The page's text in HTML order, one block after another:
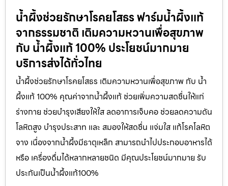
น้ำผึ้งช่วยรักษาโรคยโสธร ฟาร์มน้ำผึ้งแท้
จากธรรมชาติ เติมความหวานเพื่อสุขภาพ
กับ น้ำผึ้งแท้ 100% ประโยชน์มากมาย
บริการส่งได้ทั่วไทย
น้ำผึ้งช่วยรักษาโรคยโสธร เติมความหวานเพื่อสุขภาพ กับ น้ำ
ผึ้งแท้ 100% คุณค่าจากน้ำผึ้งแท้ ช่วยเพิ่มความสดชื่นให้แก่
ร่างกาย ช่วยบำรุงเสียงให้ใส ลดอาการเจ็บคอ ช่วยลดความดัน
โลหิตสูง บำรุงประสาท และ สมองให้สดชื่น แจ่มใส แก้โรคโลหิต
จาง เนื่องจากน้ำผึ้งมีธาตุเหล็ก สามารถนำไปประกอบอาหารได้
หรือ เครื่องดื่มได้หลากหลายชนิด มีคุณประโยชน์มากมาย รับ
ประกันเป็นน้ำผึ้งแท้100%